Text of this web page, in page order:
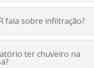
fala sobre infiltração?
ter chuveiro na